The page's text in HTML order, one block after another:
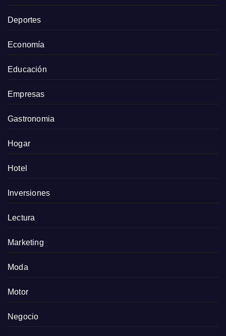
Deportes
Economía
Educación
Empresas
Gastronomia
Hogar
Hotel
Inversiones
Lectura
Marketing
Moda
Motor
Negocio